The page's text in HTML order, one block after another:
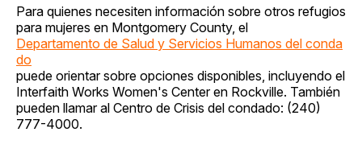
Para quienes necesiten información sobre otros refugios
para mujeres en Montgomery County, el
Departamento de Salud y Servicios Humanos del conda
do
puede orientar sobre opciones disponibles, incluyendo el
Interfaith Works Women's Center en Rockville. También
pueden llamar al Centro de Crisis del condado: (240)
777-4000.